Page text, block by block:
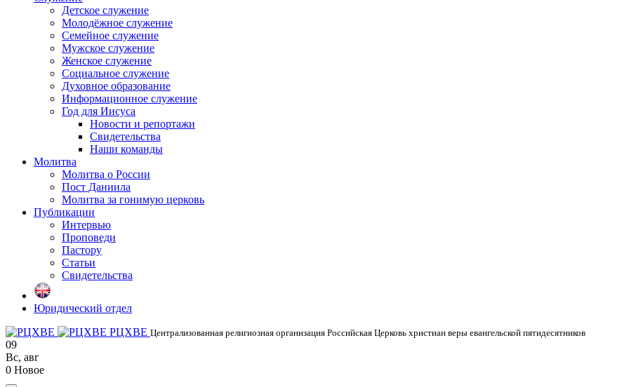
Детское служение
Молодёжное служение
Семейное служение
Мужское служение
Женское служение
Социальное служение
Духовное образование
Информационное служение
Год для Иисуса
Новости и репортажи
Свидетельства
Наши команды
Молитва
Молитва о России
Пост Даниила
Молитва за гонимую церковь
Публикации
Интервью
Проповеди
Пастору
Статьи
Свидетельства
Юридический отдел
РЦХВЕ Централизованная религиозная организация Российская Церковь христиан веры евангельской пятидесятников
09
Вс, авг
0 Новое